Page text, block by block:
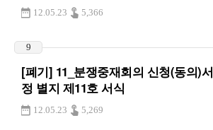
12.05.23 5,366
9
[폐기] 11_분쟁중재회의 신청(동의)
정 별지 제11호 서식
12.05.23 5,269